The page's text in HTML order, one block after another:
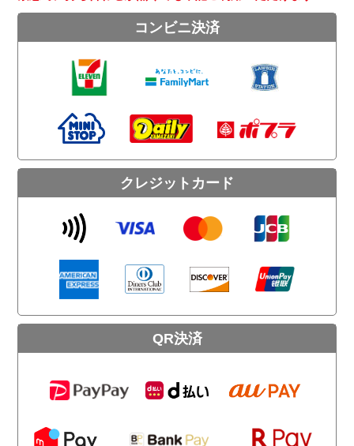
コンビニ決済
クレジットカード
QR決済